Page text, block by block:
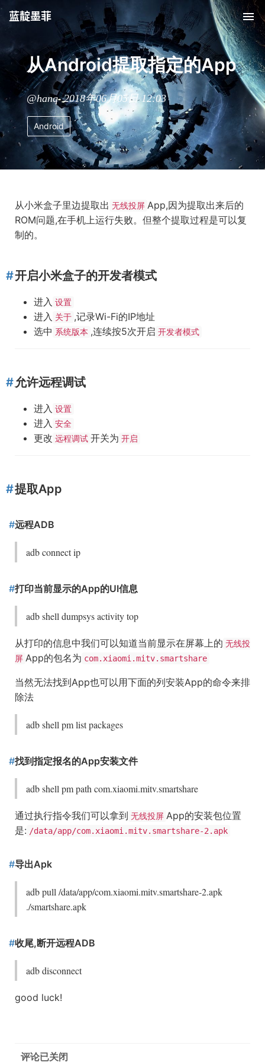
蓝靛墨菲
从Android提取指定的App
@hanq 2018年06月05日 12:03
Android
从小米盒子里边提取出 无线投屏 App,因为提取出来后的
ROM问题,在手机上运行失败。但整个提取过程是可以复
制的。
开启小米盒子的开发者模式
进入 设置
进入 关于 ,记录Wi-Fi的IP地址
选中 系统版本 ,连续按5次开启 开发者模式
允许远程调试
进入 设置
进入 安全
更改 远程调试 开关为 开启
提取App
远程ADB
adb connect ip
打印当前显示的App的UI信息
adb shell dumpsys activity top
从打印的信息中我们可以知道当前显示在屏幕上的 无线投
屏 App的包名为 com.xiaomi.mitv.smartshare
当然无法找到App也可以用下面的列安装App的命令来排
除法
adb shell pm list packages
找到指定报名的App安装文件
adb shell pm path com.xiaomi.mitv.smartshare
通过执行指令我们可以拿到 无线投屏 App的安装包位置
是: /data/app/com.xiaomi.mitv.smartshare-2.apk
导出Apk
adb pull /data/app/com.xiaomi.mitv.smartshare-2.apk
./smartshare.apk
收尾,断开远程ADB
adb disconnect
good luck!
评论已关闭